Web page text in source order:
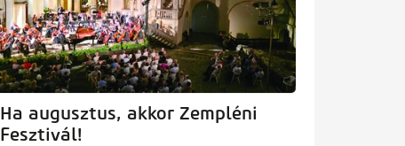
Ha augusztus, akkor Zempléni
Fesztivál!